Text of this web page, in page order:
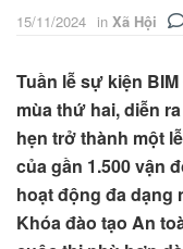
15/11/2024 in Xã Hội
Tuần lễ sự kiện
mùa thứ hai, diễn
hẹn trở thành một
của gần 1.500 vận
hoạt động đa dạng
Khóa đào tạo An